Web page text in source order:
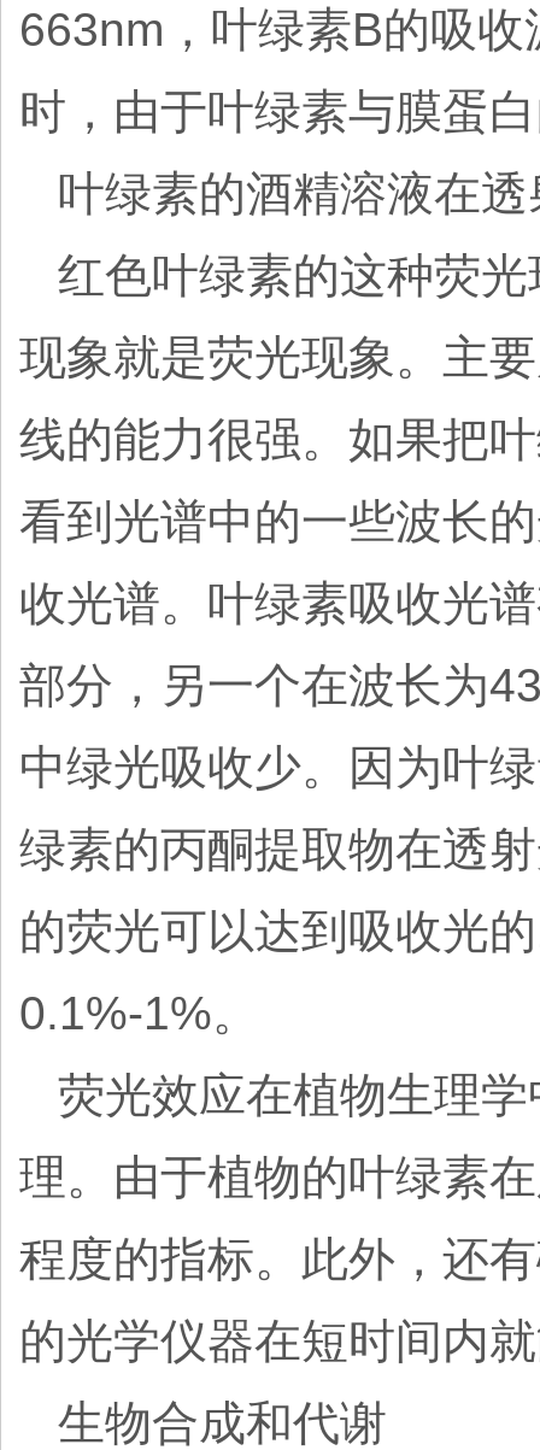
663nm，叶绿素B的吸
时，由于叶绿素与膜蛋
叶绿素的酒精溶液在
红色叶绿素的这种荧
现象就是荧光现象。主
线的能力很强。如果把
看到光谱中的一些波长
收光谱。叶绿素吸收光
部分，另一个在波长为
中绿光吸收少。因为叶
绿素的丙酮提取物在透
的荧光可以达到吸收光
0.1%-1%。
荧光效应在植物生理
理。由于植物的叶绿素
程度的指标。此外，还
的光学仪器在短时间内
生物合成和代谢